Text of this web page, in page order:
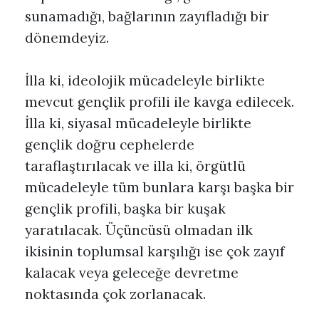
sunamadığı, bağlarının zayıfladığı bir
dönemdeyiz.
İlla ki, ideolojik mücadeleyle birlikte
mevcut gençlik profili ile kavga edilecek.
İlla ki, siyasal mücadeleyle birlikte
gençlik doğru cephelerde
taraflaştırılacak ve illa ki, örgütlü
mücadeleyle tüm bunlara karşı başka bir
gençlik profili, başka bir kuşak
yaratılacak. Üçüncüsü olmadan ilk
ikisinin toplumsal karşılığı ise çok zayıf
kalacak veya geleceğe devretme
noktasında çok zorlanacak.